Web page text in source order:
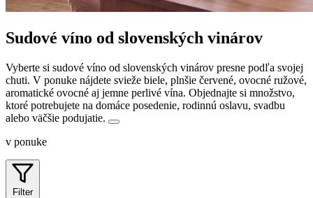
Sudové víno od slovenských vinárov
Vyberte si sudové víno od slovenských vinárov presne podľa svojej
chuti. V ponuke nájdete svieže biele, plnšie červené, ovocné ružové,
aromatické ovocné aj jemne perlivé vína. Objednajte si množstvo,
ktoré potrebujete na domáce posedenie, rodinnú oslavu, svadbu
alebo väčšie podujatie.
v ponuke
Filter